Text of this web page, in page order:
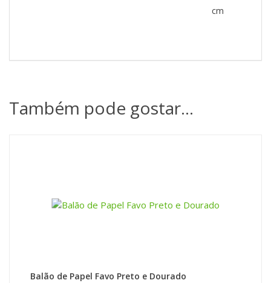
cm
Também pode gostar…
Balão de Papel Favo Preto e Dourado